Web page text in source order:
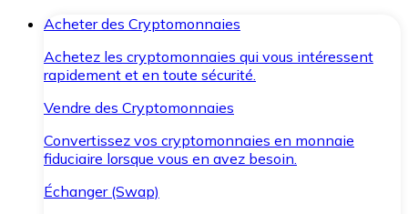
Acheter des Cryptomonnaies
Achetez les cryptomonnaies qui vous intéressent
rapidement et en toute sécurité.
Vendre des Cryptomonnaies
Convertissez vos cryptomonnaies en monnaie
fiduciaire lorsque vous en avez besoin.
Échanger (Swap)